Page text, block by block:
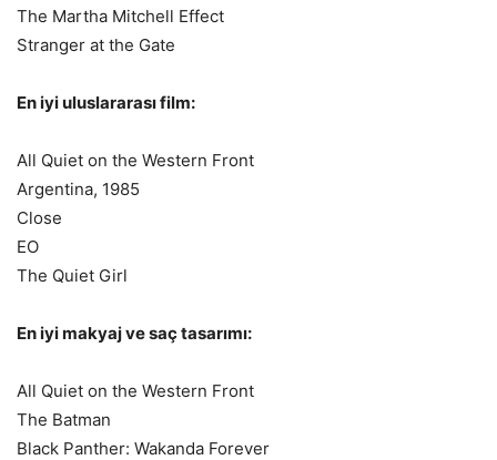
The Martha Mitchell Effect
Stranger at the Gate
En iyi uluslararası film:
All Quiet on the Western Front
Argentina, 1985
Close
EO
The Quiet Girl
En iyi makyaj ve saç tasarımı:
All Quiet on the Western Front
The Batman
Black Panther: Wakanda Forever